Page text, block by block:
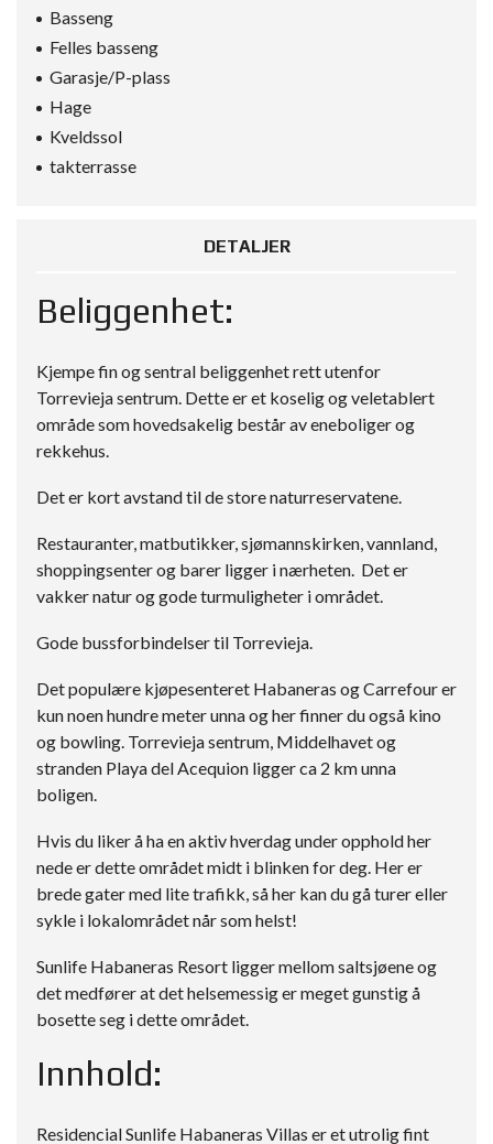
Basseng
Felles basseng
Garasje/P-plass
Hage
Kveldssol
takterrasse
DETALJER
Beliggenhet:
Kjempe fin og sentral beliggenhet rett utenfor
Torrevieja sentrum. Dette er et koselig og veletablert
område som hovedsakelig består av eneboliger og
rekkehus.
Det er kort avstand til de store naturreservatene.
Restauranter, matbutikker, sjømannskirken, vannland,
shoppingsenter og barer ligger i nærheten. Det er
vakker natur og gode turmuligheter i området.
Gode bussforbindelser til Torrevieja.
Det populære kjøpesenteret Habaneras og Carrefour er
kun noen hundre meter unna og her finner du også kino
og bowling. Torrevieja sentrum, Middelhavet og
stranden Playa del Acequion ligger ca 2 km unna
boligen.
Hvis du liker å ha en aktiv hverdag under opphold her
nede er dette området midt i blinken for deg. Her er
brede gater med lite trafikk, så her kan du gå turer eller
sykle i lokalområdet når som helst!
Sunlife Habaneras Resort ligger mellom saltsjøene og
det medfører at det helsemessig er meget gunstig å
bosette seg i dette området.
Innhold:
Residencial Sunlife Habaneras Villas er et utrolig fint